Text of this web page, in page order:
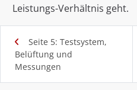
Leistungs-Verhältnis geht.
Seite 5: Testsystem,
Belüftung und
Messungen